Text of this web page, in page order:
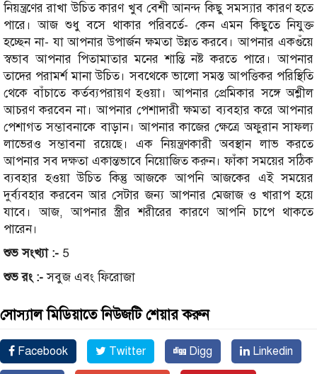
নিয়ন্ত্রণের রাখা উচিত কারণ খুব বেশী আনন্দ কিছু সমস্যার কারণ হতে
পারে। আজ শুধু বসে থাকার পরিবর্তে- কেন এমন কিছুতে নিযুক্ত
হচ্ছেন না- যা আপনার উপার্জন ক্ষমতা উন্নত করবে। আপনার একগুঁয়ে
স্বভাব আপনার পিতামাতার মনের শান্তি নষ্ট করতে পারে। আপনার
তাদের পরামর্শ মানা উচিত। সবথেকে ভালো সমস্ত আপত্তিকর পরিস্থিতি
থেকে বাঁচাতে কর্তব্যপরায়ণ হওয়া। আপনার প্রেমিকার সঙ্গে অশ্লীল
আচরণ করবেন না। আপনার পেশাদারী ক্ষমতা ব্যবহার করে আপনার
পেশাগত সম্ভাবনাকে বাড়ান। আপনার কাজের ক্ষেত্রে অফুরান সাফল্য
লাভেরও সম্ভাবনা রয়েছে। এক নিয়ন্ত্রণকারী অবস্থান লাভ করতে
আপনার সব দক্ষতা একান্তভাবে নিয়োজিত করুন। ফাঁকা সময়ের সঠিক
ব্যবহার হওয়া উচিত কিন্তু আজকে আপনি আজকের এই সময়ের
দুর্ব্যবহার করবেন আর সেটার জন্য আপনার মেজাজ ও খারাপ হয়ে
যাবে। আজ, আপনার স্ত্রীর শরীরের কারণে আপনি চাপে থাকতে
পারেন।
শুভ সংখ্যা :- 5
শুভ রং :-সবুজ এবং ফিরোজা
সোস্যাল মিডিয়াতে নিউজটি শেয়ার করুন
Facebook Twitter Digg Linkedin